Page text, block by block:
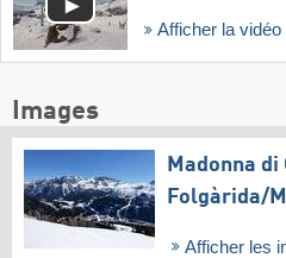
Afficher la vidéo
Images
Madonna
Folgàrida/​
Afficher les